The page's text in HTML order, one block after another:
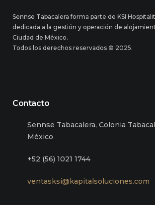
Sennse Tabacalera forma parte de KSI
dedicada a la gestión y operación de
Ciudad de México.
Todos los derechos reservados © 2025.
Contacto
Sennse Tabacalera, Colonia
México
+52 (56) 1021 1744
ventasksi@kapitalsoluciones.com